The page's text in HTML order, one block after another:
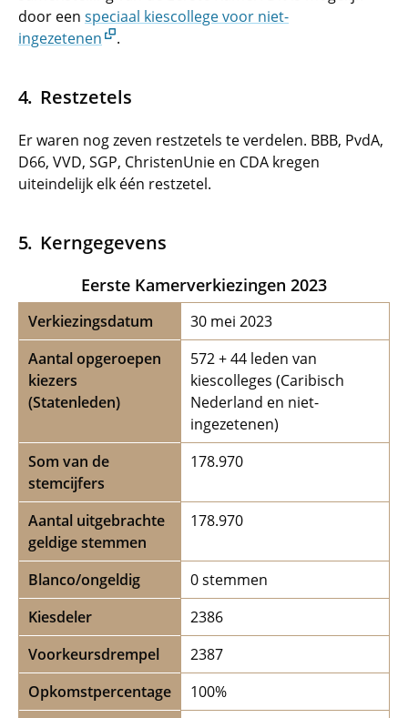
door een speciaal kiescollege voor niet-
ingezetenen
.
Restzetels
Er waren nog zeven restzetels te verdelen. BBB, PvdA,
D66, VVD, SGP, ChristenUnie en CDA kregen
uiteindelijk elk één restzetel.
Kerngegevens
Eerste Kamerverkiezingen 2023
Verkiezingsdatum
30 mei 2023
Aantal opgeroepen
kiezers
(Statenleden)
572 + 44 leden van
kiescolleges (Caribisch
Nederland en niet-
ingezetenen)
Som van de
stemcijfers
178.970
Aantal uitgebrachte
geldige stemmen
178.970
Blanco/ongeldig
0 stemmen
Kiesdeler
2386
Voorkeursdrempel
2387
Opkomstpercentage
100%